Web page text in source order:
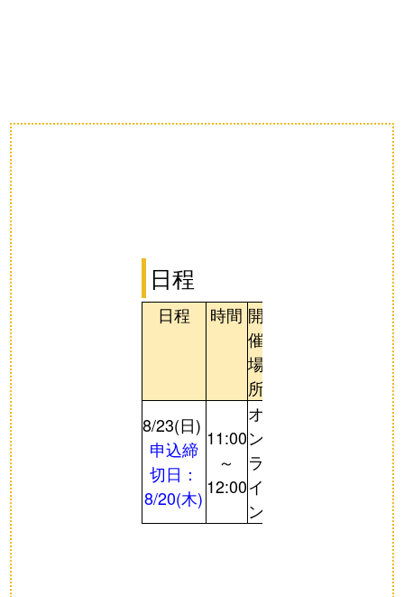
日程
日程 時間 開
催
場
所
8/23(日)
申込締
切日：
8/20(木)
11:00
～
12:00
オ
ン
ラ
イ
ン